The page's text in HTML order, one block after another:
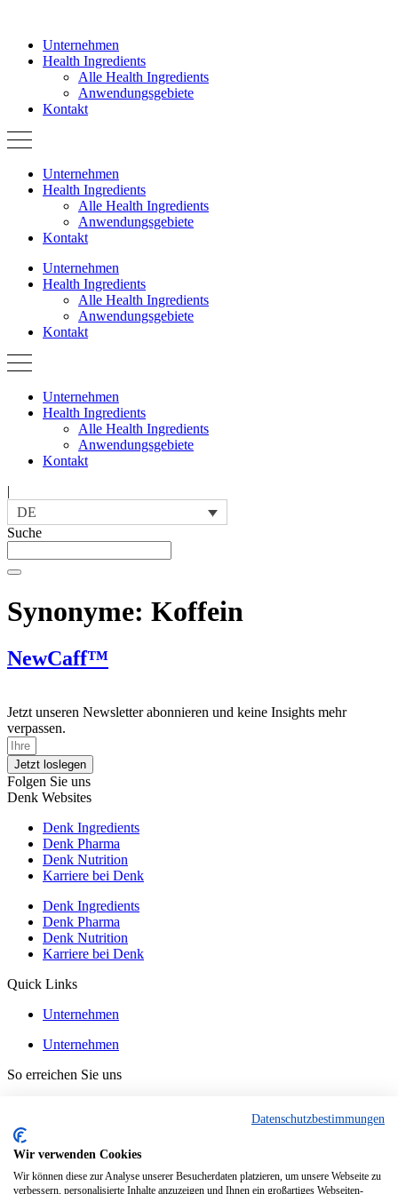
springenUnternehmen
Health Ingredients
Alle Health Ingredients
Anwendungsgebiete
Kontakt
Unternehmen
Health Ingredients
Alle Health Ingredients
Anwendungsgebiete
Kontakt
Unternehmen
Health Ingredients
Alle Health Ingredients
Anwendungsgebiete
Kontakt
Unternehmen
Health Ingredients
Alle Health Ingredients
Anwendungsgebiete
Kontakt
|
DE
Suche
Synonyme: Koffein
NewCaff™
Jetzt unseren Newsletter abonnieren und keine Insights mehr
verpassen.
Jetzt loslegen
Folgen Sie uns
Denk Websites
Denk Ingredients
Denk Pharma
Denk Nutrition
Karriere bei Denk
Denk Ingredients
Denk Pharma
Denk Nutrition
Karriere bei Denk
Quick Links
Unternehmen
Unternehmen
So erreichen Sie uns
Datenschutzbestimmungen
Wir verwenden Cookies
Wir können diese zur Analyse unserer Besucherdaten platzieren, um unsere Webseite zu
verbessern, personalisierte Inhalte anzuzeigen und Ihnen ein großartiges Webseiten-